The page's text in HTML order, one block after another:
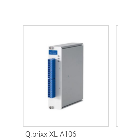
Q.brixx XL A106